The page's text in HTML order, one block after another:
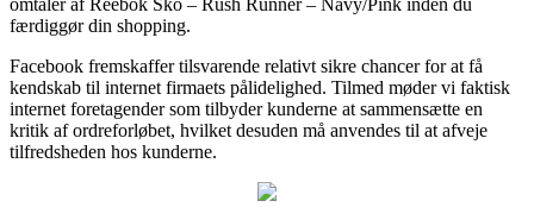
færdiggør din shopping.
Facebook fremskaffer tilsvarende relativt sikre chancer for at få
kendskab til internet firmaets pålidelighed. Tilmed møder vi faktisk
internet foretagender som tilbyder kunderne at sammensætte en
kritik af ordreforløbet, hvilket desuden må anvendes til at afveje
tilfredsheden hos kunderne.